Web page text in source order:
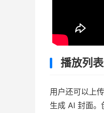
播放列
用户还可以上
生成 AI 封面。